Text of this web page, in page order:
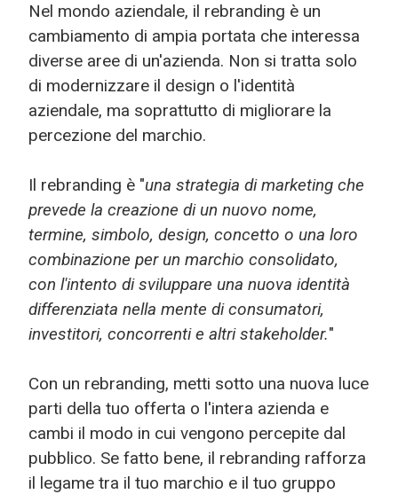
Nel mondo aziendale, il rebranding è un
cambiamento di ampia portata che interessa
diverse aree di un'azienda. Non si tratta solo
di modernizzare il design o l'identità
aziendale, ma soprattutto di migliorare la
percezione del marchio.
Il rebranding è "una strategia di marketing che
prevede la creazione di un nuovo nome,
termine, simbolo, design, concetto o una loro
combinazione per un marchio consolidato,
con l'intento di sviluppare una nuova identità
differenziata nella mente di consumatori,
investitori, concorrenti e altri stakeholder."
Con un rebranding, metti sotto una nuova luce
parti della tuo offerta o l'intera azienda e
cambi il modo in cui vengono percepite dal
pubblico. Se fatto bene, il rebranding rafforza
il legame tra il tuo marchio e il tuo gruppo